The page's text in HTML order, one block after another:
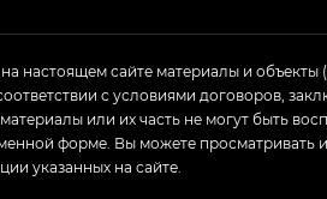
с элементы экстерьера в
настоящем сайте материалы и
с условиями договоров,
или их часть не могут быть
форме. Вы можете просматривать
указанных на сайте.